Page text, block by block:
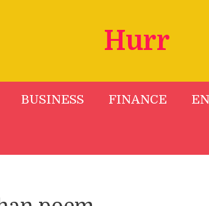
Hurr
BUSINESS FINANCE